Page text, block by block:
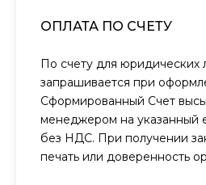
ОПЛАТА ПО СЧЕТУ
По счету для юридических
запрашивается при
Сформированный Счет
менеджером на указанный
без НДС. При получении
печать или доверенность